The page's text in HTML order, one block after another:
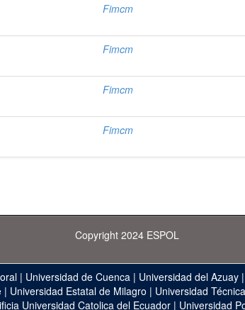
Fimcm
Fimcm
Fimcm
Fimcm
Copyright 2024 ESPOL
| Universidad de Cuenca | Universidad del Azuay |
| Universidad Estatal de Milagro | Universidad
Universidad Catolica del Ecuador| Universidad